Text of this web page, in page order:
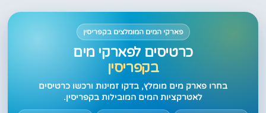
פארקי המים המומלצים בקפריסין
כרטיסים לפארקי מים
בקפריסין
בחרו פארק מים מומלץ, בדקו זמינות ורכשו כרטיסים
לאטרקציות המים המובילות בקפריסין.